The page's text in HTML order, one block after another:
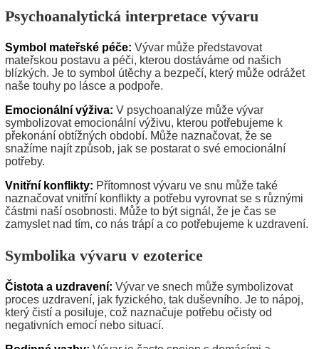
Psychoanalytická interpretace vývaru
Symbol mateřské péče: Vývar může představovat
mateřskou postavu a péči, kterou dostáváme od našich
blízkých. Je to symbol útěchy a bezpečí, který může odrážet
naše touhy po lásce a podpoře.
Emocionální výživa: V psychoanalýze může vývar
symbolizovat emocionální výživu, kterou potřebujeme k
překonání obtížných období. Může naznačovat, že se
snažíme najít způsob, jak se postarat o své emocionální
potřeby.
Vnitřní konflikty: Přítomnost vývaru ve snu může také
naznačovat vnitřní konflikty a potřebu vyrovnat se s různými
částmi naší osobnosti. Může to být signál, že je čas se
zamyslet nad tím, co nás trápí a co potřebujeme k uzdravení.
Symbolika vývaru v ezoterice
Čistota a uzdravení: Vývar ve snech může symbolizovat
proces uzdravení, jak fyzického, tak duševního. Je to nápoj,
který čistí a posiluje, což naznačuje potřebu očisty od
negativních emocí nebo situací.